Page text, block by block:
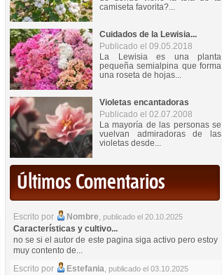
camiseta favorita?...
Cuidados de la Lewisia...
Publicado el 09.05.2018
La Lewisia es una planta
pequeña semialpina que forma
una roseta de hojas...
Violetas encantadoras
Publicado el 02.07.2008
La mayoría de las personas se
vuelvan admiradoras de las
violetas desde...
Últimos Comentarios
Escrito por Nombre, publicado el 20.10.2025
Características y cultivo...
no se si el autor de este pagina siga activo pero estoy
muy contento de...
Escrito por
Estefania, publicado el 03.10.2025